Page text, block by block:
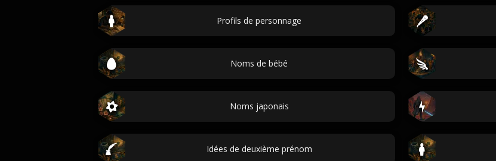
Profils de personnage
Noms de bébé
Noms japonais
Idées de deuxième prénom